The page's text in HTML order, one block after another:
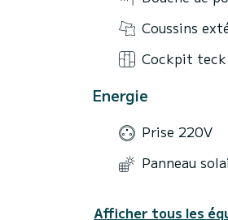
Coussins
Cockpit teck
Energie
Prise 220V
Panneau
Afficher tous les